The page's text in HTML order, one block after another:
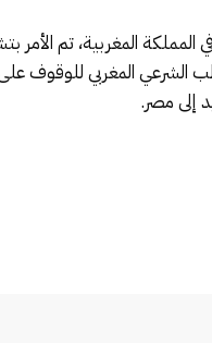
المملكة المغربية، تم
الشرعي المغربي للوقوف على
إلى مصر.